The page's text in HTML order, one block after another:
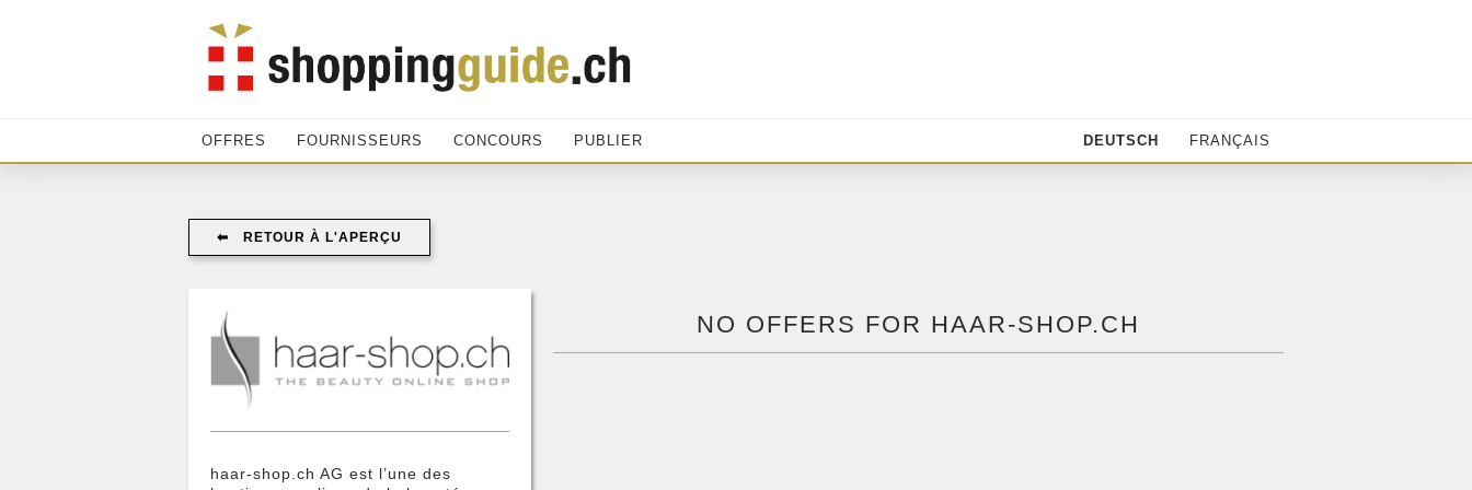
OFFRES FOURNISSEURS CONCOURS PUBLIER DEUTSCH FRANÇAIS
⬅︎ RETOUR À L'APERÇU
haar-shop.ch AG est l’une des
NO OFFERS FOR HAAR-SHOP.CH